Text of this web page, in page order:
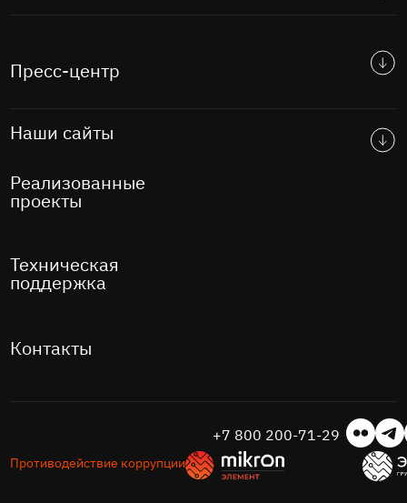
Пресс-центр
Наши сайты
Реализованные
проекты
Техническая
поддержка
Контакты
Противодействие коррупции
+7 800 200-71-29